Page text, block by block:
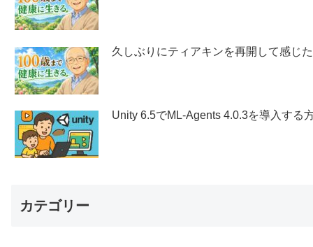
久しぶりにティアキンを再開して感じ
Unity 6.5でML-Agents 4.0.3を導入する
カテゴリー